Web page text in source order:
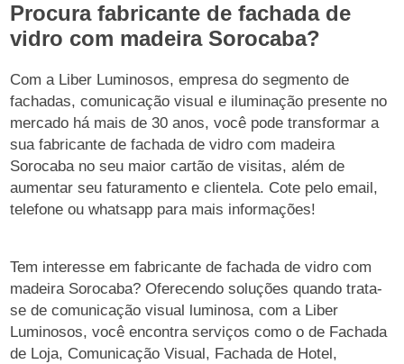
Procura fabricante de fachada de
vidro com madeira Sorocaba?
Com a Liber Luminosos, empresa do segmento de
fachadas, comunicação visual e iluminação presente no
mercado há mais de 30 anos, você pode transformar a
sua fabricante de fachada de vidro com madeira
Sorocaba no seu maior cartão de visitas, além de
aumentar seu faturamento e clientela. Cote pelo email,
telefone ou whatsapp para mais informações!
Tem interesse em fabricante de fachada de vidro com
madeira Sorocaba? Oferecendo soluções quando trata-
se de comunicação visual luminosa, com a Liber
Luminosos, você encontra serviços como o de Fachada
de Loja, Comunicação Visual, Fachada de Hotel,